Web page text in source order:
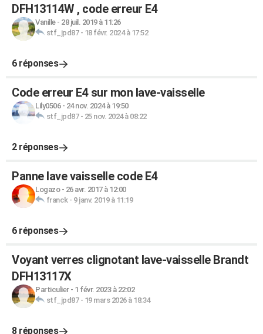
DFH13114W , code erreur E4
Vanille- 28 juil. 2019 à 11:26
stf_jpd87- 18 févr. 2024 à 17:52
6 réponses
Code erreur E4 sur mon lave-vaisselle
Lily0506- 24 nov. 2024 à 19:50
stf_jpd87- 25 nov. 2024 à 08:22
2 réponses
Panne lave vaisselle code E4
Logazo- 26 avr. 2017 à 12:00
franck- 9 janv. 2019 à 11:19
6 réponses
Voyant verres clignotant lave-vaisselle Brandt
DFH13117X
Particulier- 1 févr. 2023 à 22:02
stf_jpd87- 19 mars 2026 à 18:34
8 réponses